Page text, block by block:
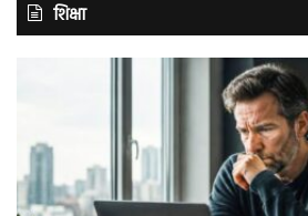
शिक्षा